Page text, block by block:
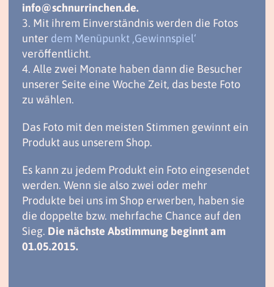
info@schnurrinchen.de.
3. Mit ihrem Einverständnis werden die Fotos
unter dem Menüpunkt ‚Gewinnspiel‘
veröffentlicht.
4. Alle zwei Monate haben dann die Besucher
unserer Seite eine Woche Zeit, das beste Foto
zu wählen.
Das Foto mit den meisten Stimmen gewinnt ein
Produkt aus unserem Shop.
Es kann zu jedem Produkt ein Foto eingesendet
werden. Wenn sie also zwei oder mehr
Produkte bei uns im Shop erwerben, haben sie
die doppelte bzw. mehrfache Chance auf den
Sieg. Die nächste Abstimmung beginnt am
01.05.2015.